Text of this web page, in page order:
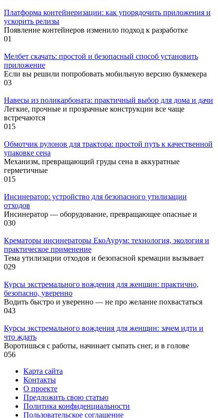
Платформа контейнеризации: как упорядочить приложения и
ускорить релизы
Появление контейнеров изменило подход к разработке
01
Мелбет скачать: простой и безопасный способ установить
приложение
Если вы решили попробовать мобильную версию букмекера
03
Навесы из поликарбоната: практичный выбор для дома и дачи
Легкие, прочные и прозрачные конструкции все чаще
встречаются
015
Обмотчик рулонов для трактора: простой путь к качественной
упаковке сена
Механизм, превращающий груды сена в аккуратные
герметичные
015
Инсинератор: устройство для безопасного утилизации
отходов
Инсинератор — оборудование, превращающее опасные и
030
Крематоры инсинераторы ЕкоАурум: технология, экология и
практическое применение
Тема утилизации отходов и безопасной кремации вызывает
029
Курсы экстремального вождения для женщин: практично,
безопасно, уверенно
Водить быстро и уверенно — не про желание похвастаться
043
Курсы экстремального вождения для женщин: зачем идти и
что ждать
Воротишься с работы, начинает сыпать снег, и в голове
056
Карта сайта
Контакты
О проекте
Предложить свою статью
Политика конфиденциальности
Пользовательское соглашение